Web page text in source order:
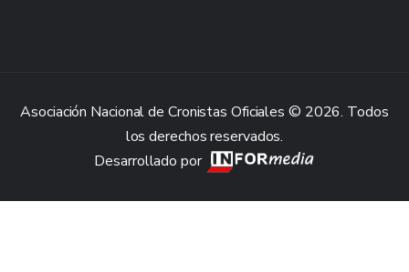
Asociación Nacional de Cronistas Oficiales © 2026. Todos
los derechos reservados.
Desarrollado por